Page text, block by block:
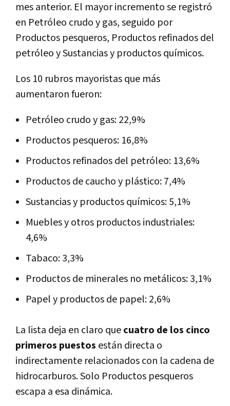
mes anterior. El mayor incremento se registró
en Petróleo crudo y gas, seguido por
Productos pesqueros, Productos refinados del
petróleo y Sustancias y productos químicos.
Los 10 rubros mayoristas que más
aumentaron fueron:
Petróleo crudo y gas: 22,9%
Productos pesqueros: 16,8%
Productos refinados del petróleo: 13,6%
Productos de caucho y plástico: 7,4%
Sustancias y productos químicos: 5,1%
Muebles y otros productos industriales:
4,6%
Tabaco: 3,3%
Productos de minerales no metálicos: 3,1%
Papel y productos de papel: 2,6%
La lista deja en claro quecuatro de los cinco
primeros puestos están directa o
indirectamente relacionados con la cadena de
hidrocarburos. Solo Productos pesqueros
escapa a esa dinámica.